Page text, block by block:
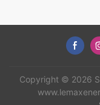
Copyright © 2026